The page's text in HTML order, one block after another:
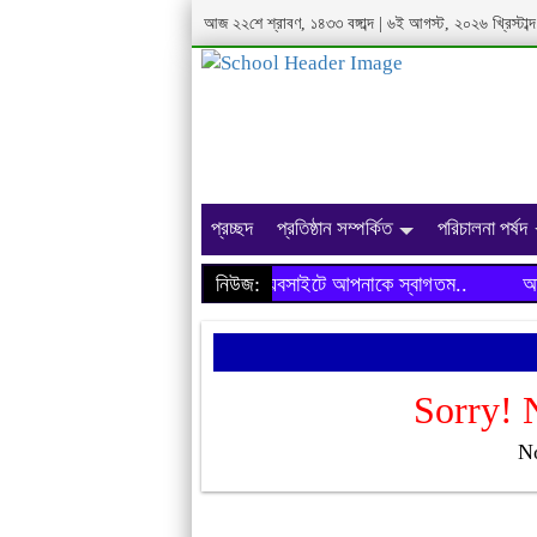
আজ ২২শে শ্রাবণ, ১৪৩৩ বঙ্গাব্দ | ৬ই আগস্ট, ২০২৬
প্রচ্ছদ প্রতিষ্ঠান সম্পর্কিত পরিচালনা পর্ষদ
নিউজ:
আমাদের প্রতিষ্ঠানের ওয়েবসাইটে আপনাকে স্বাগতম..
Sorry!